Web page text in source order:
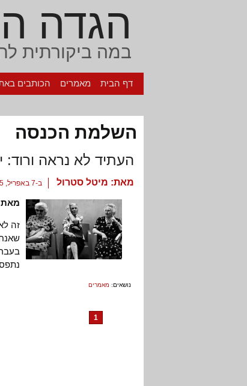
הגדה
במה ביקורתית
דף הבית מאמרים הכותבים
השלמת הכנסה
העתיד לא נראה
מאת: מיטל סטרול ב-7 באפריל, 2015
מאת
זה
נושאים: מאמרים
1